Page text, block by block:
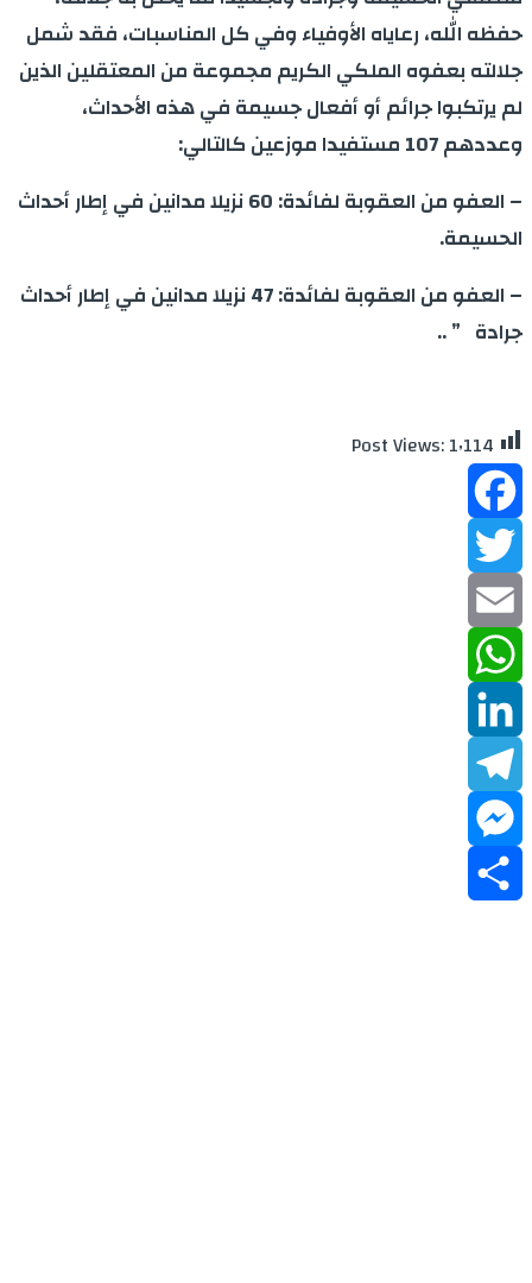
حفظه الله، رعاياه الأوفياء وفي كل المناسبات، فقد شمل
جلالته بعفوه الملكي الكريم مجموعة من المعتقلين الذين
لم يرتكبوا جرائم أو أفعال جسيمة في هذه الأحداث،
وعددهم 107 مستفيدا موزعين كالتالي:
– العفو من العقوبة لفائدة: 60 نزيلا مدانين في إطار أحداث
الحسيمة.
– العفو من العقوبة لفائدة: 47 نزيلا مدانين في إطار أحداث
جرادة ” ..
Post Views:1٬114
Facebook
Twitter
Email
WhatsApp
LinkedIn
Telegram
Messenger